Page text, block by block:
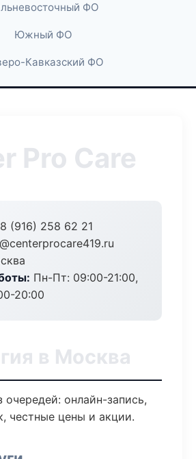
ФО
Южный ФО
Кавказский ФО
Pro Care
8 (916) 258 62 21
Пн-Пт: 09:00-21:00,
20:00
в Москва
очередей: онлайн-запись,
честные цены и акции.